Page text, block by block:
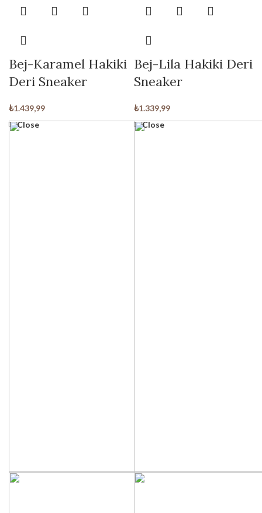
Bej-Karamel Hakiki
Deri Sneaker
₺1.439,99
Bej-Lila Hakiki Deri
Sneaker
₺1.339,99
Close
Close